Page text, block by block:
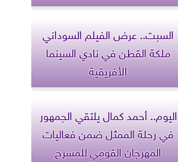
السبت.. عرض الفيلم السوداني
ملكة القطن في نادي السينما
الأفريقية
اليوم.. أحمد كمال يلتقي الجمهور
في رحلة الممثل ضمن فعاليات
المهرجان القومي للمسرح